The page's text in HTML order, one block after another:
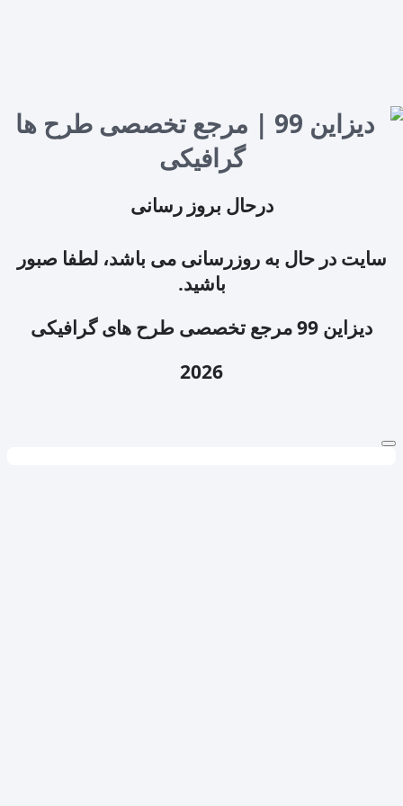
درحال بروز رسانی
سایت در حال به روزرسانی می باشد، لطفا صبور
باشید.
دیزاین 99 مرجع تخصصی طرح های گرافیکی
2026